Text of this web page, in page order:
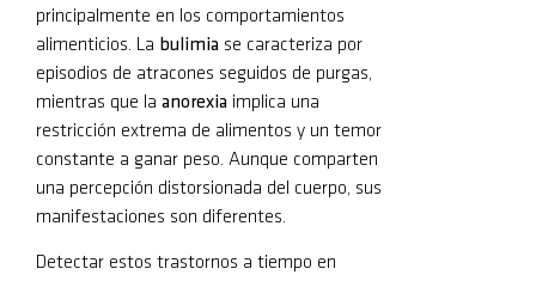
principalmente en los comportamientos
alimenticios. La bulimia se caracteriza por
episodios de atracones seguidos de purgas,
mientras que la anorexia implica una
restricción extrema de alimentos y un temor
constante a ganar peso. Aunque comparten
una percepción distorsionada del cuerpo, sus
manifestaciones son diferentes.
Detectar estos trastornos a tiempo en